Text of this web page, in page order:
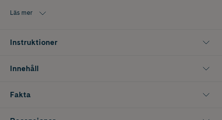
K-Beauty är koreansk hudvård med naturliga och innovativa
Läs mer
Instruktioner
Innehåll
Fakta